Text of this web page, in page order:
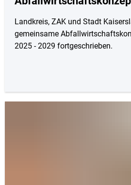
Landkreis, ZAK und Stadt
gemeinsame
2025 - 2029 fortgeschrieben.